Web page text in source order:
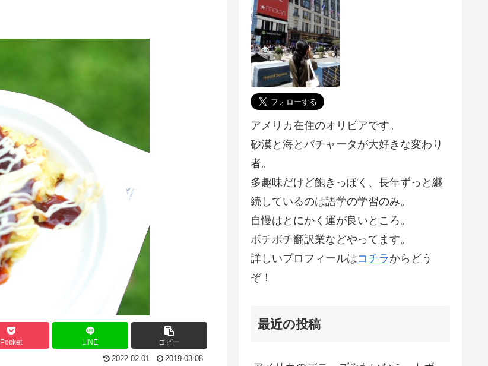
Pocket LINE コピー
2022.02.01 2019.03.08
アメリカ在住のオリビアです。
砂漠と海とバチャータが大好きな変わり
者。
多趣味だけど飽きっぽく、長年ずっと継
続しているのは語学の学習のみ。
自慢はとにかく運が良いところ。
ボチボチ翻訳業などやってます。
詳しいプロフィールはコチラ からどう
ぞ！
最近の投稿